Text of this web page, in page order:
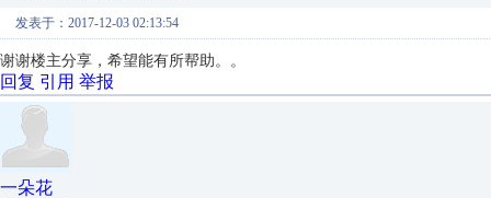
发表于：2017-12-03 02:13:54
谢谢楼主分享，希望能有所帮助。。
回复 引用 举报
一朵花